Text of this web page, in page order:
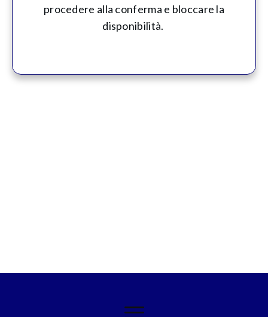
procedere alla conferma e bloccare la
disponibilità.